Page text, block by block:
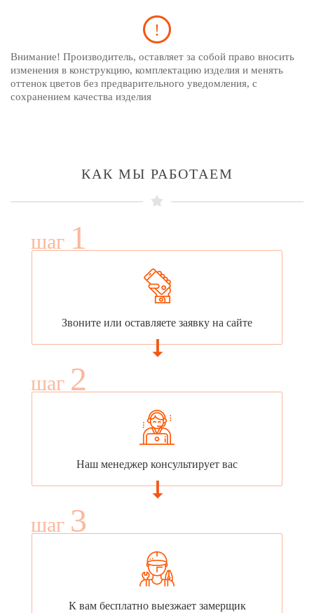
Внимание! Производитель, оставляет за собой право вносить
изменения в конструкцию, комплектацию изделия и менять
оттенок цветов без предварительного уведомления, с
сохранением качества изделия
КАК МЫ РАБОТАЕМ
шаг 1
Звоните или оставляете заявку на сайте
шаг 2
Наш менеджер консультирует вас
шаг 3
К вам бесплатно выезжает замерщик